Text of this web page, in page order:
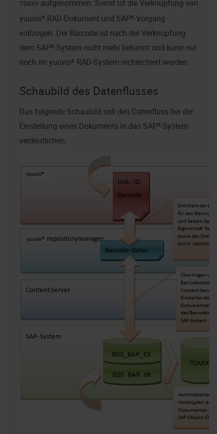
TOAXX aufgenommen. Somit ist die Verknüpfung von
yuuvis® RAD-Dokument und SAP®-Vorgang
vollzogen. Der Barcode ist nach der Verknüpfung
dem SAP®-System nicht mehr bekannt und kann nur
noch im yuuvis® RAD-System recherchiert werden.
Schaubild des Datenflusses
Das folgende Schaubild soll den Datenfluss bei der
Einstellung eines Dokuments in das SAP®-System
verdeutlichen.